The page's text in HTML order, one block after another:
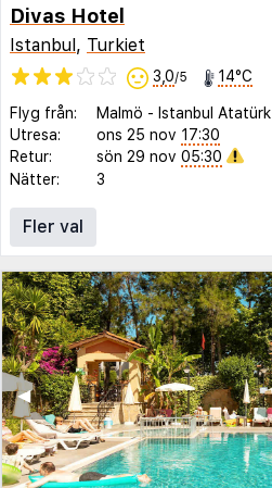
Divas Hotel
Istanbul , Turkiet
3,0/5 14°C
Flyg från: Malmö - Istanbul Atatürk
Utresa:
ons 25 nov 17:30
Retur:
sön 29 nov 05:30
Nätter:
3
Fler val
◀︎